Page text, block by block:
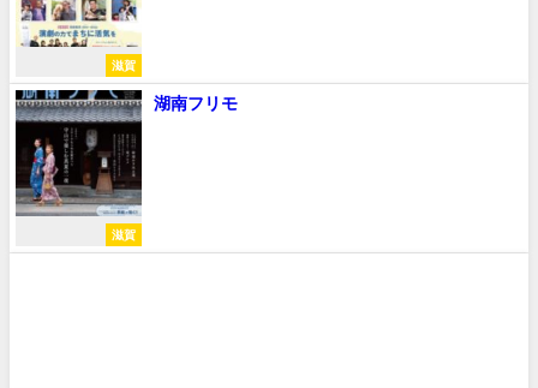
滋賀
滋賀
湖南フリモ